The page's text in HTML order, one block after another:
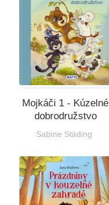
Mojkáči 1 - Kúzelné
dobrodružstvo
Sabine Städing